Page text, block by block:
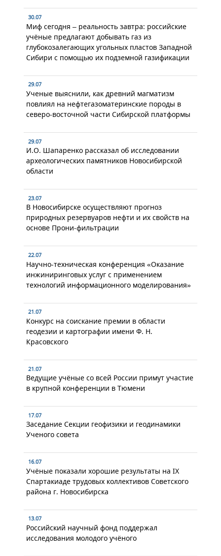
30.07
Миф сегодня – реальность завтра: российские
учёные предлагают добывать газ из
глубокозалегающих угольных пластов Западной
Сибири с помощью их подземной газификации
29.07
Ученые выяснили, как древний магматизм
повлиял на нефтегазоматеринские породы в
северо-восточной части Сибирской платформы
29.07
И.О. Шапаренко рассказал об исследовании
археологических памятников Новосибирской
области
23.07
В Новосибирске осуществляют прогноз
природных резервуаров нефти и их свойств на
основе Прони-фильтрации
22.07
Научно-техническая конференция «Оказание
инжиниринговых услуг с применением
технологий информационного моделирования»
21.07
Конкурс на соискание премии в области
геодезии и картографии имени Ф. Н.
Красовского
21.07
Ведущие учёные со всей России примут участие
в крупной конференции в Тюмени
17.07
Заседание Секции геофизики и геодинамики
Ученого совета
16.07
Учёные показали хорошие результаты на IX
Спартакиаде трудовых коллективов Советского
района г. Новосибирска
13.07
Российский научный фонд поддержал
исследования молодого учёного